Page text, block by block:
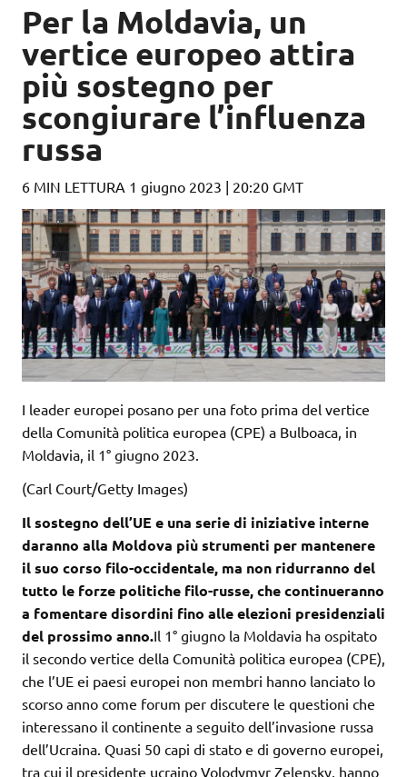
Per la Moldavia, un
vertice europeo attira
più sostegno per
scongiurare l’influenza
russa
6 MIN LETTURA 1 giugno 2023 | 20:20 GMT
I leader europei posano per una foto prima del vertice
della Comunità politica europea (CPE) a Bulboaca, in
Moldavia, il 1° giugno 2023.
(Carl Court/Getty Images)
Il sostegno dell’UE e una serie di iniziative interne
daranno alla Moldova più strumenti per mantenere
il suo corso filo-occidentale, ma non ridurranno del
tutto le forze politiche filo-russe, che continueranno
a fomentare disordini fino alle elezioni presidenziali
del prossimo anno.Il 1° giugno la Moldavia ha ospitato
il secondo vertice della Comunità politica europea (CPE),
che l’UE ei paesi europei non membri hanno lanciato lo
scorso anno come forum per discutere le questioni che
interessano il continente a seguito dell’invasione russa
dell’Ucraina. Quasi 50 capi di stato e di governo europei,
tra cui il presidente ucraino Volodymyr Zelensky, hanno